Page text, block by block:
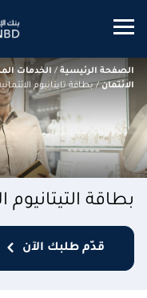
Mobile menu
الصفحة الرئيسية / الخدمات
الائتمان/بطاقة تايتانيوم
بطاقة التيتانيوم
قدّم طلبك الآن